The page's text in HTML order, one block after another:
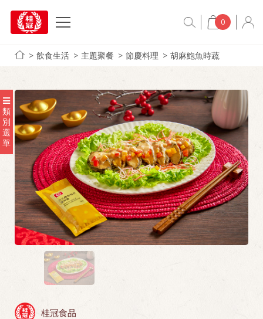
0
飲食生活 主題聚餐 節慶料理 胡麻鮑魚時蔬
類
別
選
單
桂冠食品